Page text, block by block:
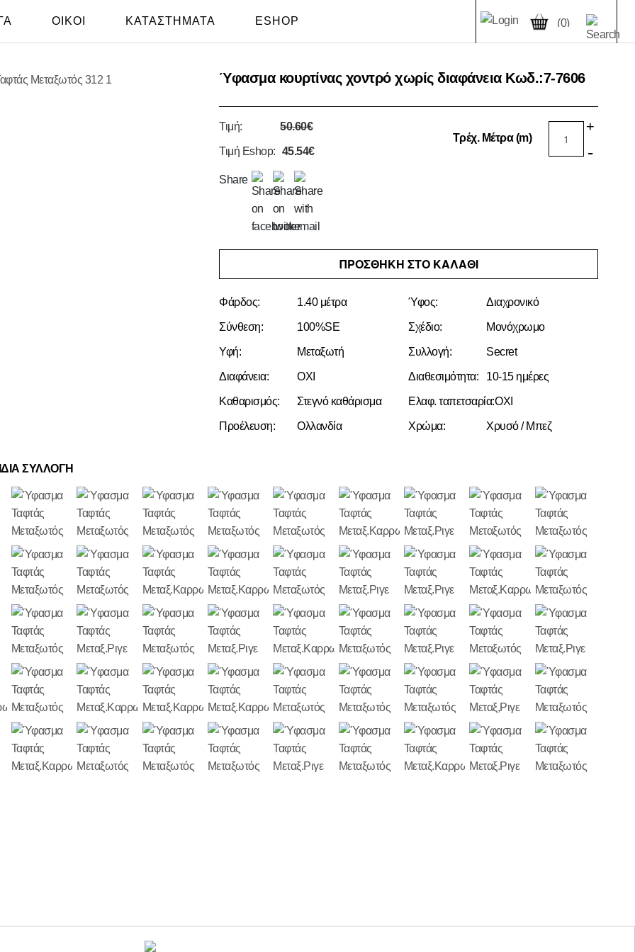
ΟΙΚΟΙ ΚΑΤΑΣΤΗΜΑΤΑ ESHOP (0)
Ύφασμα κουρτίνας χοντρό χωρίς διαφάνεια Κωδ.:7-7606
Τιμή: 50.60€
Τιμή Eshop: 45.54€
Share
Τρέχ. Μέτρα (m)
+
-
ΠΡΟΣΘΗΚΗ ΣΤΟ ΚΑΛΑΘΙ
Φάρδος: 1.40 μέτρα Ύφος: Διαχρονικό
Σύνθεση: 100%SE Σχέδιο: Μονόχρωμο
Υφή: Μεταξωτή Συλλογή: Secret
Διαφάνεια: ΟΧΙ Διαθεσιμότητα: 10-15 ημέρες
Καθαρισμός: Στεγνό καθάρισμα Ελαφ. ταπετσαρία:ΟΧΙ
Προέλευση: Ολλανδία Χρώμα: Χρυσό / Μπεζ
ΣΥΛΛΟΓΗ